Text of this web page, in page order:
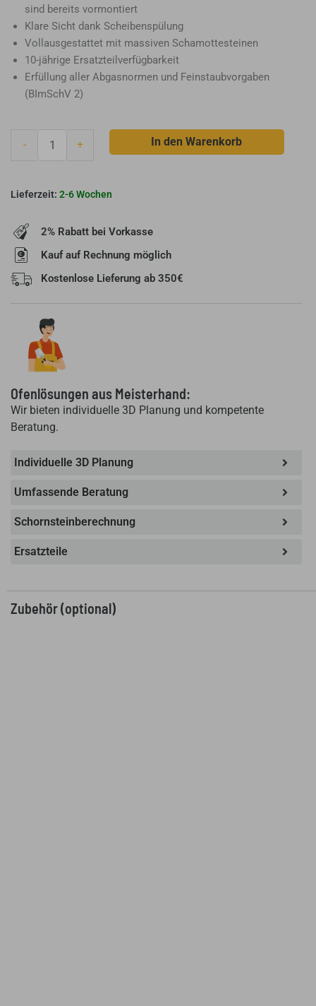
sind bereits vormontiert
Klare Sicht dank Scheibenspülung
Vollausgestattet mit massiven Schamottesteinen
10-jährige Ersatzteilverfügbarkeit
Erfüllung aller Abgasnormen und Feinstaubvorgaben
(BImSchV 2)
-
Kamineinsatz
E
inkl.
Rahmen
Menge
+ In den Warenkorb
2-6 Wochen
2% Rabatt bei Vorkasse
Kauf auf Rechnung möglich
Kostenlose Lieferung ab 350€
Ofenlösungen aus Meisterhand:
Wir bieten individuelle 3D Planung und kompetente
Beratung.
Individuelle 3D Planung
Umfassende Beratung
Schornsteinberechnung
Ersatzteile
Zubehör (optional)